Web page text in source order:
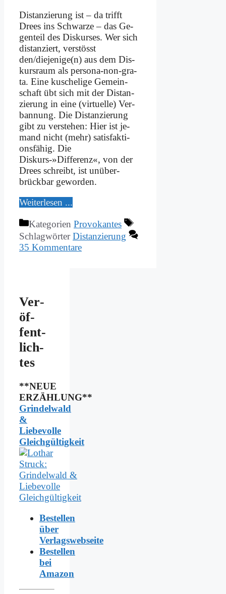
Di­stan­zie­rung ist – da trifft
Drees ins Schwar­ze – das Ge­
gen­teil des Dis­kur­ses. Wer sich
di­stan­ziert, ver­stösst
den/diejenige(n) aus dem Dis­
kurs­raum als per­so­na-non-gra­
ta. Ei­ne ku­sche­li­ge Ge­mein­
schaft übt sich mit der Di­stan­
zie­rung in ei­ne (vir­tu­el­le) Ver­
ban­nung. Die Di­stan­zie­rung
gibt zu ver­ste­hen: Hier ist je­
mand nicht (mehr) sa­tis­fak­ti­
ons­fä­hig. Die
Diskurs-»Differenz«, von der
Drees schreibt, ist un­über­
brück­bar ge­wor­den.
Wei­ter­le­sen ...
Kategorien Provokantes
SchlagwörterDistanzierung
35 Kommentare
Ver­
öf­
fent­
lich­
tes
**NEUE
ERZÄHLUNG**
Grindelwald
&
Liebevolle
Gleichgültigkeit
Bestellen
über
Verlagswebseite
Bestellen
bei
Amazon